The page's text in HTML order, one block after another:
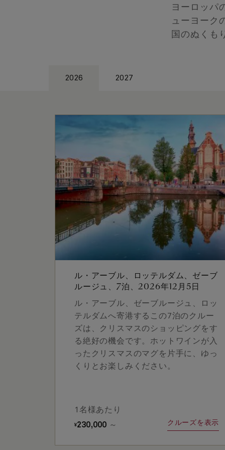
ヨーロッパ
ューヨーク
国のぬくも
2026 2027
ル・アーブル、ロッテルダム、ゼーブ
ルージュ、7泊、2026年12月5日
ル・アーブル、ゼーブルージュ、ロッ
テルダムへ寄港するこの7泊のクルー
ズは、クリスマスのショッピングをす
る絶好の機会です。ホットワインが入
ったクリスマスのマグを片手に、ゆっ
くりとお楽しみください。
1名様あたり
¥230,000 ～ クルーズを表示